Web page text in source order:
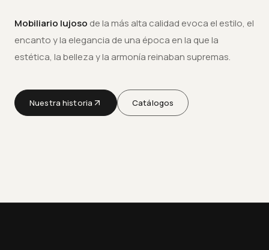
Mobiliario lujoso de la más alta calidad evoca el estilo, el
encanto y la elegancia de una época en la que la
estética, la belleza y la armonía reinaban supremas.
Nuestra historia Catálogos